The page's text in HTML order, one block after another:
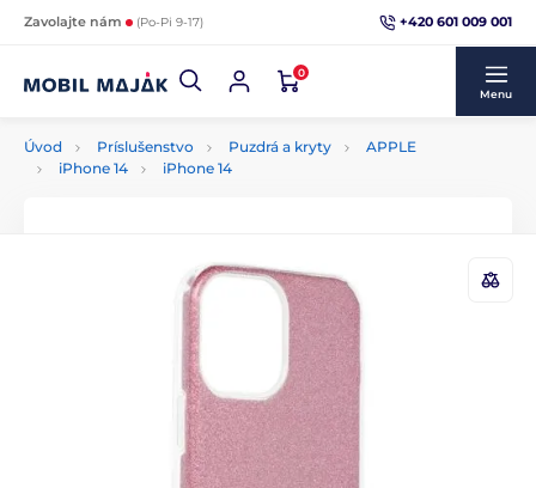
Zavolajte nám (Po-Pi 9-17) +420 601 009 001
0
Menu
Úvod Príslušenstvo Puzdrá a kryty
APPLE
iPhone 14
iPhone 14